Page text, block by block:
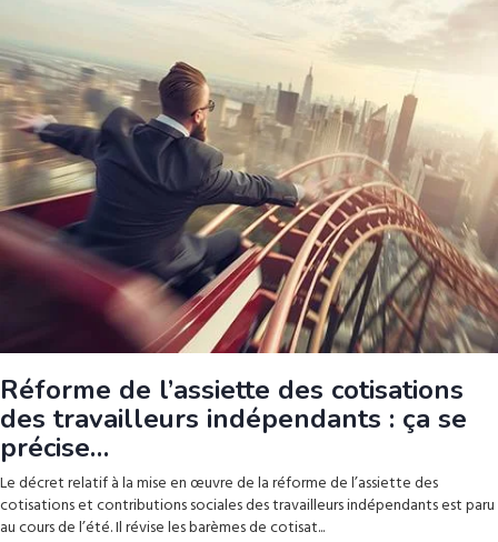
Réforme de l’assiette des cotisations
des travailleurs indépendants : ça se
précise…
Le décret relatif à la mise en œuvre de la réforme de l’assiette des
cotisations et contributions sociales des travailleurs indépendants est paru
au cours de l’été. Il révise les barèmes de cotisat...